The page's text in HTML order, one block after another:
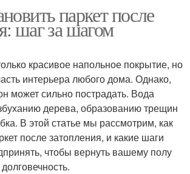
паркет после
шаг за шагом
красивое напольное покрытие, но
интерьера любого дома. Однако,
может сильно пострадать. Вода
дерева, образованию трещин
В этой статье мы рассмотрим, как
после затопления, и какие шаги
чтобы вернуть вашему полу